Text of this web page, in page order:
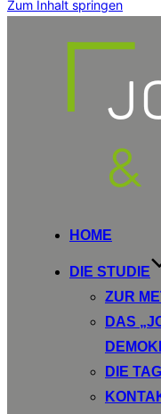
Zum Inhalt springen
HOME
DIE STUDIE
ZUR
DAS
DIE